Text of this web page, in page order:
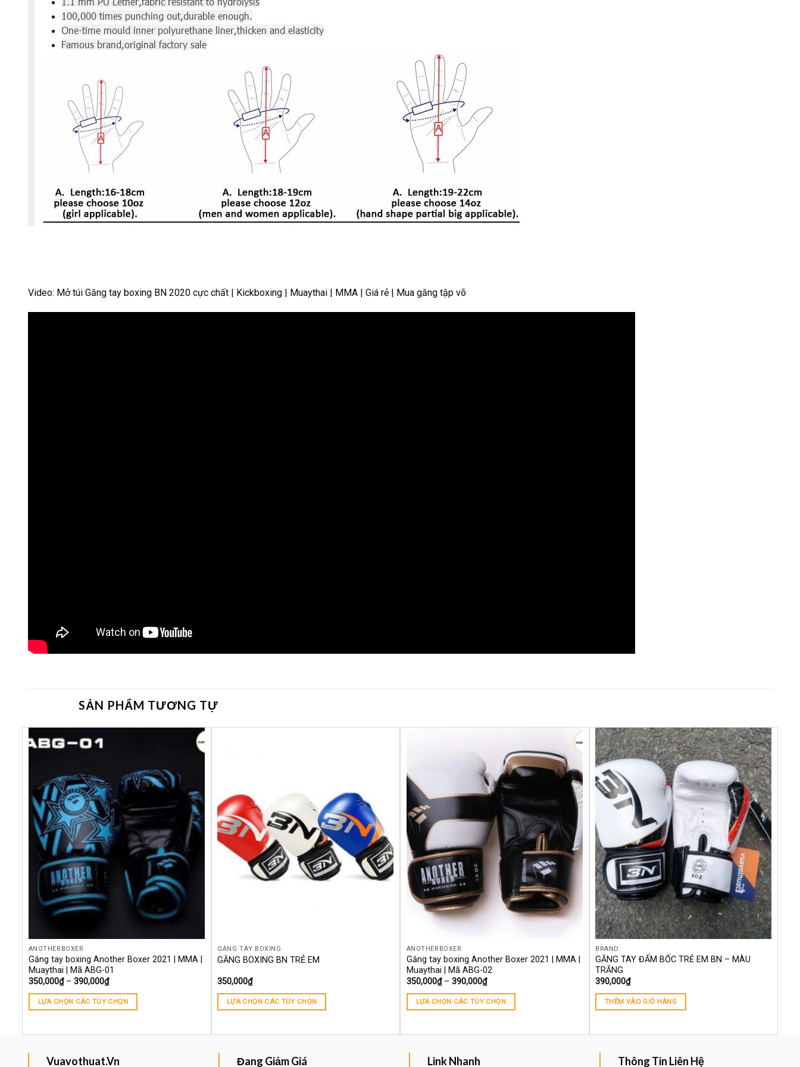
Video: Mở túi Găng tay boxing BN 2020 cực chất | Kickboxing | Muaythai | MMA | Giá rẻ | Mua găng tập võ
SẢN PHẨM TƯƠNG TỰ
ANOTHERBOXER
Găng tay boxing Another Boxer 2021 | MMA |
Muaythai | Mã ABG-01
350,000₫– 390,000₫
LỰA CHỌN CÁC TÙY CHỌN
GĂNG TAY BOXING
GĂNG BOXING BN TRẺ EM
350,000₫
LỰA CHỌN CÁC TÙY CHỌN
Yêu
thích
ANOTHERBOXER
Găng tay boxing Another Boxer 2021 | MMA |
Muaythai | Mã ABG-02
350,000₫– 390,000₫
LỰA CHỌN CÁC TÙY CHỌN
Yêu
thích
BRAND
GĂNG TAY ĐẤM BỐC TRẺ EM BN – MÀU
TRẮNG
390,000₫
THÊM VÀO GIỎ HÀNG
Vuavothuat.Vn Đang Giảm Giá Link Nhanh Thông Tin Liên Hệ